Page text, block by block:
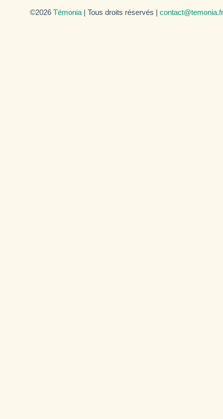
©2026 Témonia | Tous droits réservés | contact@temonia.fr